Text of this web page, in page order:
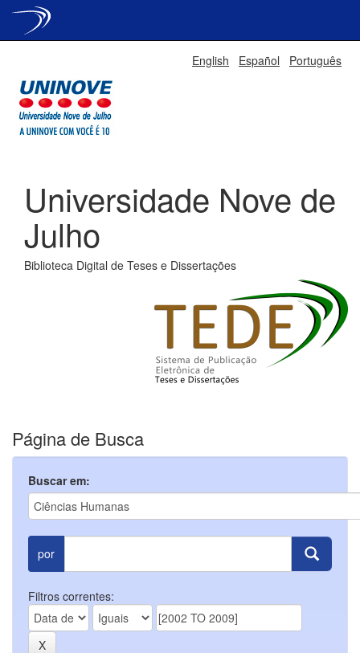
English Español Português
Universidade Nove de
Julho
Biblioteca Digital de Teses e Dissertações
Página de Busca
Buscar em:
por
Filtros correntes: